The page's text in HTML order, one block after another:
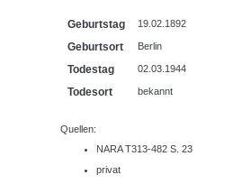
Geburtstag 19.02.1892
Geburtsort Berlin
Todestag 02.03.1944
Todesort bekannt
Quellen:
NARA T313-482 S. 23
privat